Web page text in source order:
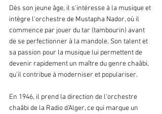
Dès son jeune âge, il s'intéresse à la musique et
intègre l'orchestre de Mustapha Nador, où il
commence par jouer du tar (tambourin) avant
de se perfectionner à la mandole. Son talent et
sa passion pour la musique lui permettent de
devenir rapidement un maître du genre chaâbi,
qu'il contribue à moderniser et populariser.
En 1946, il prend la direction de l'orchestre
chaâbi de la Radio d'Alger, ce qui marque un